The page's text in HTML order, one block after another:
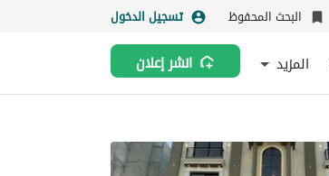
البحث المحفوظ تسجيل الدخول
المزيد انشر إعلان